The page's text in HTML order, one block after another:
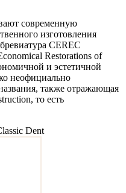
современную
изготовления
CEREC
Restorations of
и эстетичной
неофициально
также отражающая
то есть
Dent